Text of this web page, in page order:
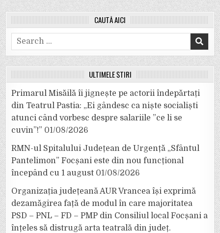
CAUTĂ AICI
Search
for:
ULTIMELE ȘTIRI
Primarul Misăilă îi jignește pe actorii îndepărtați
din Teatrul Pastia: „Ei gândesc ca niște socialiști
atunci când vorbesc despre salariile ”ce li se
cuvin”!” 01/08/2026
RMN-ul Spitalului Județean de Urgență „Sfântul
Pantelimon” Focșani este din nou funcțional
începând cu 1 august 01/08/2026
Organizația județeană AUR Vrancea își exprimă
dezamăgirea față de modul în care majoritatea
PSD – PNL – FD – PMP din Consiliul local Focșani a
înțeles să distrugă arta teatrală din județ.